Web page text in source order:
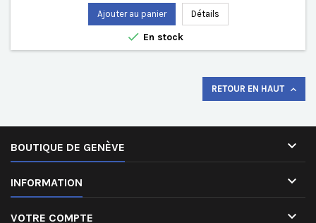
Ajouter au panier Détails
 En stock
RETOUR EN HAUT 
BOUTIQUE DE GENÈVE 
INFORMATION 
VOTRE COMPTE 